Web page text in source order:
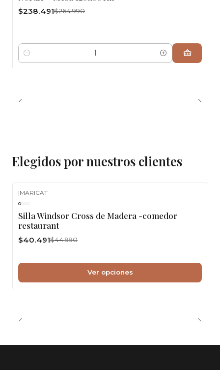
$238.491$264.990
Cantidad
Elegidos por nuestros clientes
|MARICAT
Silla Windsor Cross de Madera -comedor
restaurant
$40.491$44.990
Ver opciones